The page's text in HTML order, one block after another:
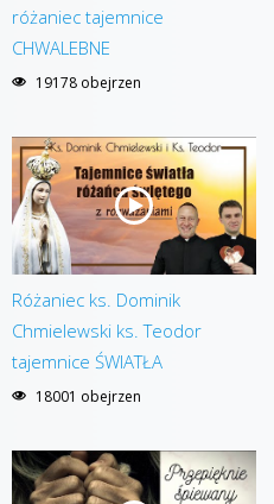
różaniec tajemnice
CHWALEBNE
19178 obejrzen
Różaniec ks. Dominik
Chmielewski ks. Teodor
tajemnice ŚWIATŁA
18001 obejrzen